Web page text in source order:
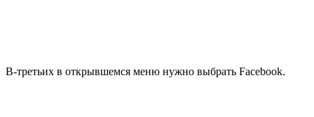
В-третьих в открывшемся меню нужно выбрать Facebook.